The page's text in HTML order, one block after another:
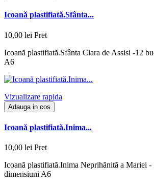
Icoană plastifiată.Sfânta...
10,00 lei Pret
Icoană plastifiată.Sfânta Clara de Assisi -12
A6
Vizualizare rapida
Adauga in cos
Icoană plastifiată.Inima...
10,00 lei Pret
Icoană plastifiată.Inima Neprihănită a Mariei -
dimensiuni A6